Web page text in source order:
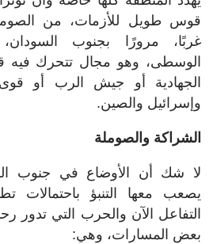
قوس طويل للأزمات، من
غربًا، مرورًا بجنوب السودان،
الوسطى، وهو مجال تتحرك فيه
الجهادية أو جيش الرب أو
وإسرائيل والصين.
الشراكة والصوملة
لا شك أن الأوضاع في جنوب
يصعب معها التنبؤ باحتمالات
التفاعل الآن والحرب التي تدور
بعض المسارات، وهي: